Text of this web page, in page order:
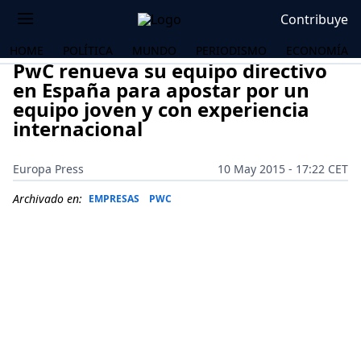
Contribuye
HOME POLÍTICA MUNDO PERIODISMO ECONOMÍA
PwC renueva su equipo directivo
en España para apostar por un
equipo joven y con experiencia
internacional
Europa Press
10 May 2015 - 17:22 CET
Archivado en: EMPRESAS PWC